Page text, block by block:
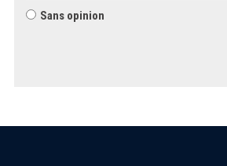
Sans opinion